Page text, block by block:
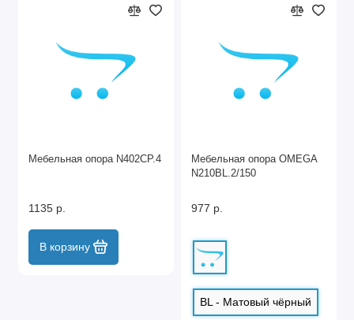
Мебельная опора N402CP.4
1135 р.
В корзину
Мебельная опора OMEGA
N210BL.2/150
977 р.
BL - Матовый чёрный